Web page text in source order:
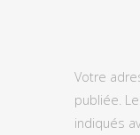
Votre
publiée.
indiqués